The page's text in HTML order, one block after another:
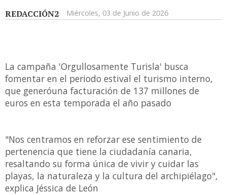
REDACCIÓN2 Miércoles, 03 de Junio de 2026
La campaña 'Orgullosamente Turisla' busca
fomentar en el periodo estival el turismo interno,
que generóuna facturación de 137 millones de
euros en esta temporada el año pasado
"Nos centramos en reforzar ese sentimiento de
pertenencia que tiene la ciudadanía canaria,
resaltando su forma única de vivir y cuidar las
playas, la naturaleza y la cultura del archipiélago",
explica Jéssica de León